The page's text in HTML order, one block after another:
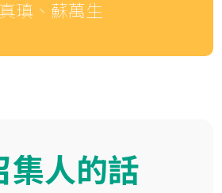
瑱、蘇萬生
集人的話